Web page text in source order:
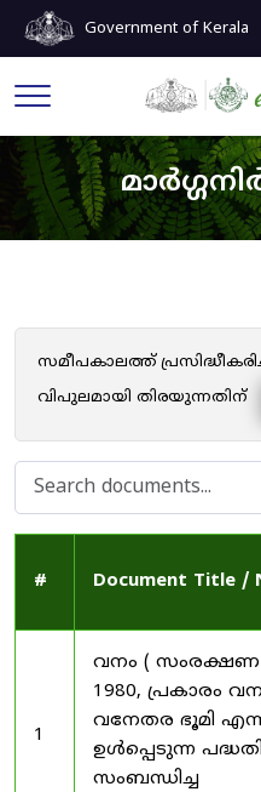
Government of Kerala
സമീപകാലത്ത്
വിപുലമായി തിരയുന്നതിന്
# Document Title /
1
വനം ( സംരക്ഷണ
1980, പ്രകാരം
വനേതര ഭൂമി
ഉൾപ്പെടുന്ന
സംബന്ധിച്ച